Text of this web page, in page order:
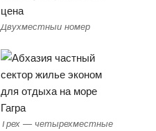
Двухместный номер
Трех — четырехместные